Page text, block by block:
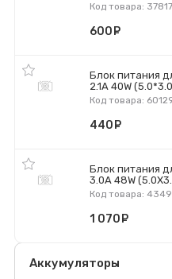
Код товара: 37817
600
Блок питания
2.1A 40W
Код товара:
440
Блок питания
3.0A 48W
Код товара:
1 070
Аккумуляторы